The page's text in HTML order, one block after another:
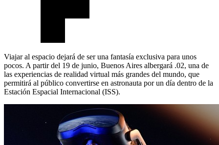
Viajar al espacio dejará de ser una fantasía exclusiva para unos
pocos. A partir del 19 de junio, Buenos Aires albergará .02, una de
las experiencias de realidad virtual más grandes del mundo, que
permitirá al público convertirse en astronauta por un día dentro de la
Estación Espacial Internacional (ISS).